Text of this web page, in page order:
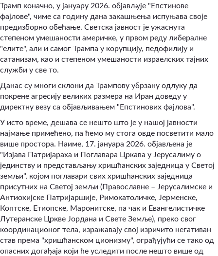
Трамп коначно, у јануару 2026. објављује "Епстинове
фајлове", чиме са годину дана закашњења испуњава своје
предизборно обећање. Светска јавност је ужаснута
степеном умешаности америчке, у првом реду либералне
"елите", али и самог Трампа у корупцију, педофилију и
сатанизам, као и степеном умешаности израелских тајних
служби у све то.
Данас су многи склони да Трампову убрзану одлуку да
покрене агресију великих размера на Иран доведу у
директну везу са објављивањем "Епстинових фајлова".
У исто време, дешава се нешто што је у нашој јавности
најмање примећено, па ћемо му стога овде посветити мало
више простора. Наиме, 17. јануара 2026. објављена је
"Изјава Патријараха и Поглавара Цркава у Јерусалиму о
јединству и представљању хришћанских заједница у Светој
земљи", којом поглавари свих хришћанских заједница
присутних на Светој земљи (Православне – Јерусалимске и
Антиохијске Патријаршије, Римокатоличке, Јерменске,
Коптске, Етиопске, Маронитске, па чак и Евангелистичке
Лутеранске Цркве Јордана и Свете Земље), преко свог
координационог тела, изражавају свој изричито негативан
став према "хришћанском ционизму", ограђујући се тако од
опасних догађаја који ће уследити после нешто више од